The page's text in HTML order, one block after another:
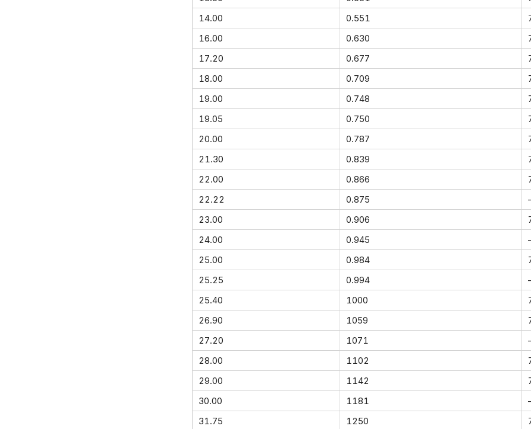
14.00
0.551
16.00
0.630
17.20
0.677
18.00
0.709
19.00
0.748
19.05
0.750
20.00
0.787
21.30
0.839
22.00
0.866
22.22
0.875
23.00
0.906
24.00
0.945
25.00
0.984
25.25
0.994
25.40
1000
26.90
1059
27.20
1071
28.00
1102
29.00
1142
30.00
1181
31.75
1250